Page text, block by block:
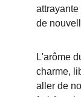
de
L'arôme
charme,
aller de